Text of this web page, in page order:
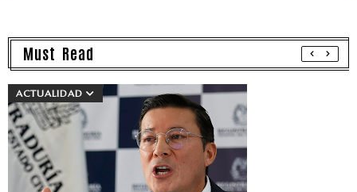
Must Read
ACTUALIDAD